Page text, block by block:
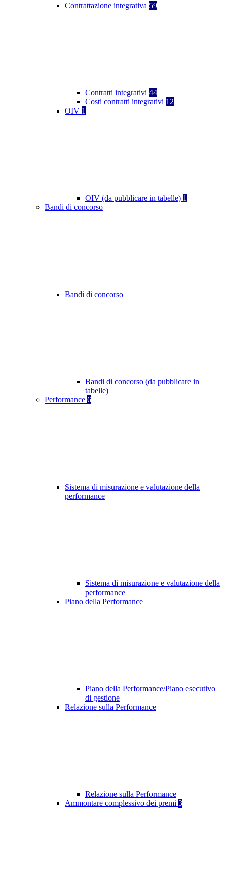
Contrattazione integrativa 59
Contratti integrativi 44
Costi contratti integrativi 12
OIV 1
OIV (da pubblicare in tabelle) 1
Bandi di concorso
Bandi di concorso
Bandi di concorso (da pubblicare in
tabelle)
Performance 6
Sistema di misurazione e valutazione della
performance
Sistema di misurazione e valutazione della
performance
Piano della Performance
Piano della Performance/Piano esecutivo
di gestione
Relazione sulla Performance
Relazione sulla Performance
Ammontare complessivo dei premi 3